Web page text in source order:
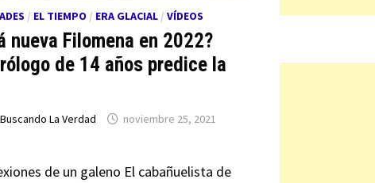
/ EL TIEMPO / ERA GLACIAL /VÍDEOS
nueva Filomena en 2022?
de 14 años predice la
Buscando La Verdad
noviembre 25, 2021
de un galeno El cabañuelista de